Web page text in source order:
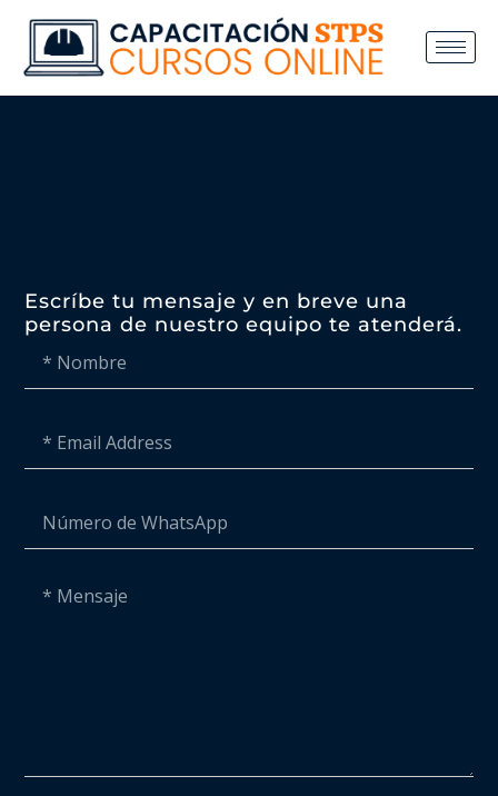
Escríbe tu mensaje y en breve una
persona de nuestro equipo te atenderá.